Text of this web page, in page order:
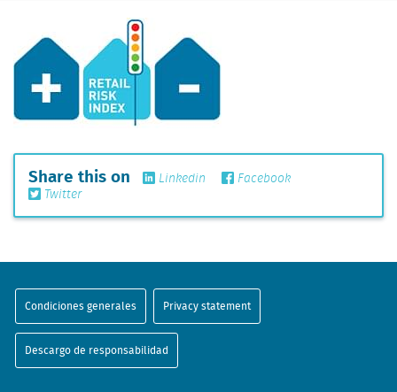
Share this on Linkedin
Facebook
Twitter
Condiciones generales Privacy statement
Descargo de responsabilidad